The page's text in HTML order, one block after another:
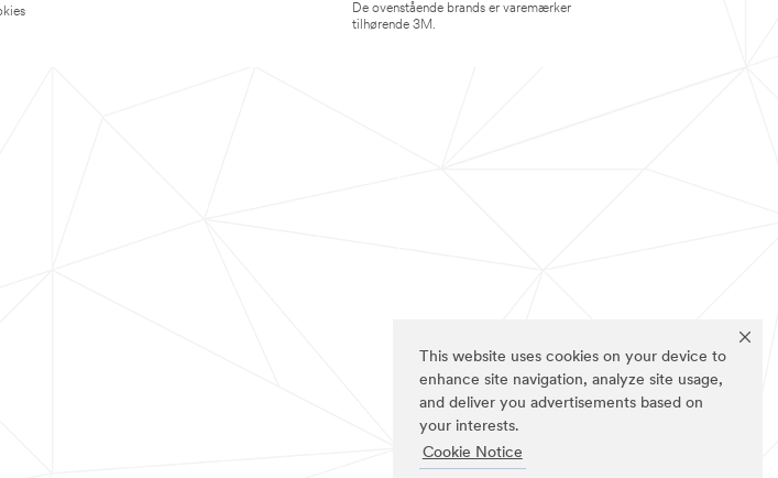
This website uses cookies on your device to
enhance site navigation, analyze site usage,
and deliver you advertisements based on
your interests.
Cookie Notice
De ovenstående brands er varemærker
tilhørende 3M.